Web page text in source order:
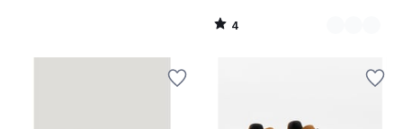
4
/